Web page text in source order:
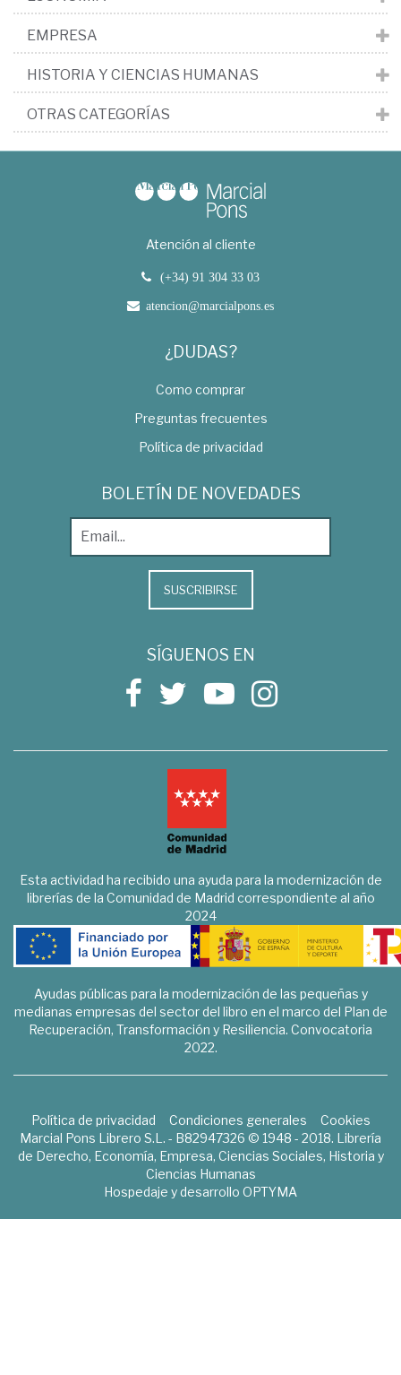
EMPRESA
HISTORIA Y CIENCIAS HUMANAS
OTRAS CATEGORÍAS
Atención al cliente
(+34) 91 304 33 03
atencion@marcialpons.es
¿DUDAS?
Como comprar
Preguntas frecuentes
Política de privacidad
BOLETÍN DE NOVEDADES
SUSCRIBIRSE
SÍGUENOS EN
Esta actividad ha recibido una ayuda para la modernización de
librerías de la Comunidad de Madrid correspondiente al año
2024
Ayudas públicas para la modernización de las pequeñas y
medianas empresas del sector del libro en el marco del Plan de
Recuperación, Transformación y Resiliencia. Convocatoria
2022.
Política de privacidad Condiciones generales
Cookies
Marcial Pons Librero S.L. - B82947326 © 1948 - 2018. Librería
de Derecho, Economía, Empresa, Ciencias Sociales, Historia y
Ciencias Humanas
Hospedaje y desarrollo OPTYMA